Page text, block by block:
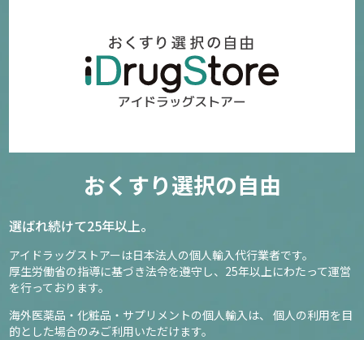
おくすり選択の自由
選ばれ続けて25年以上。
アイドラッグストアーは日本法人の個人輸入代行業者です。
厚生労働省の指導に基づき法令を遵守し、 25年以上にわたって運営
を行っております。
海外医薬品・化粧品・サプリメントの個人輸入は、
個人の利用を目
的とした場合のみご利用いただけます。